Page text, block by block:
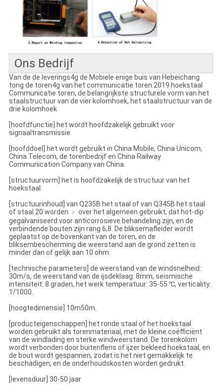
Ons Bedrijf
Van de de leverings4g de Mobiele enige buis van Hebeichang
tong de toren4g van het communicatie toren 2019 hoekstaal
Communicatie toren, de belangrijkste structurele vorm van het
staalstructuur van de vier kolomhoek, het staalstructuur van de
drie kolomhoek
[hoofdfunctie] het wordt hoofdzakelijk gebruikt voor
signaaltransmissie.
[hoofddoel] het wordt gebruikt in China Mobile, China Unicom,
China Telecom, de torenbedrijf en China Railway
Communication Company van China.
[structuurvorm] het is hoofdzakelijk de structuur van het
hoekstaal.
[structuurinhoud] van Q235B het staal of van Q345B het staal
of staal 20 worden ﹥ over het algemeen gebruikt, dat hot-dip
gegalvaniseerd voor anticorrosieve behandeling zijn, en de
verbindende bouten zijn rang 6,8. De bliksemafleider wordt
geplaatst op de bovenkant van de toren, en de
bliksembescherming die weerstand aan de grond zetten is
minder dan of gelijk aan 10 ohm.
[technische parameters] de weerstand van de windsnelheid:
30m/s, de weerstand van de ijsdeklaag: 8mm, seismische
intensiteit: 8 graden, het werk temperatuur: 35-55 ℃, verticality:
1/1000.
[hoogtedimensie] 10m50m.
[producteigenschappen] het ronde staal of het hoekstaal
worden gebruikt als torenmateriaal, met de kleine coëfficiënt
van de windlading en sterke windweerstand. De torenkolom
wordt verbonden door buitenflens of ijzer bekleed hoekstaal, en
de bout wordt gespannen, zodat is het niet gemakkelijk te
beschadigen, en de onderhoudskosten worden gedrukt.
[levensduur] 30-50 jaar